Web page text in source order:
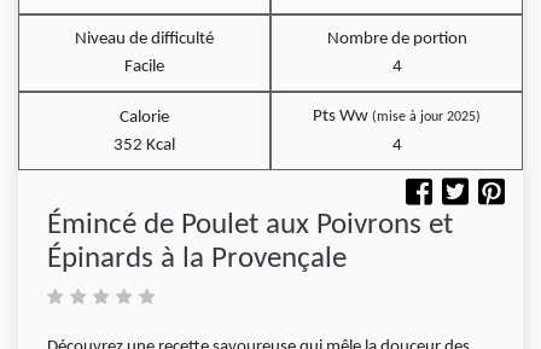
Niveau de difficulté
Facile
Nombre de portion
4
Calorie
352 Kcal
Pts Ww (mise à jour 2025)
4
Émincé de Poulet aux Poivrons et
Épinards à la Provençale